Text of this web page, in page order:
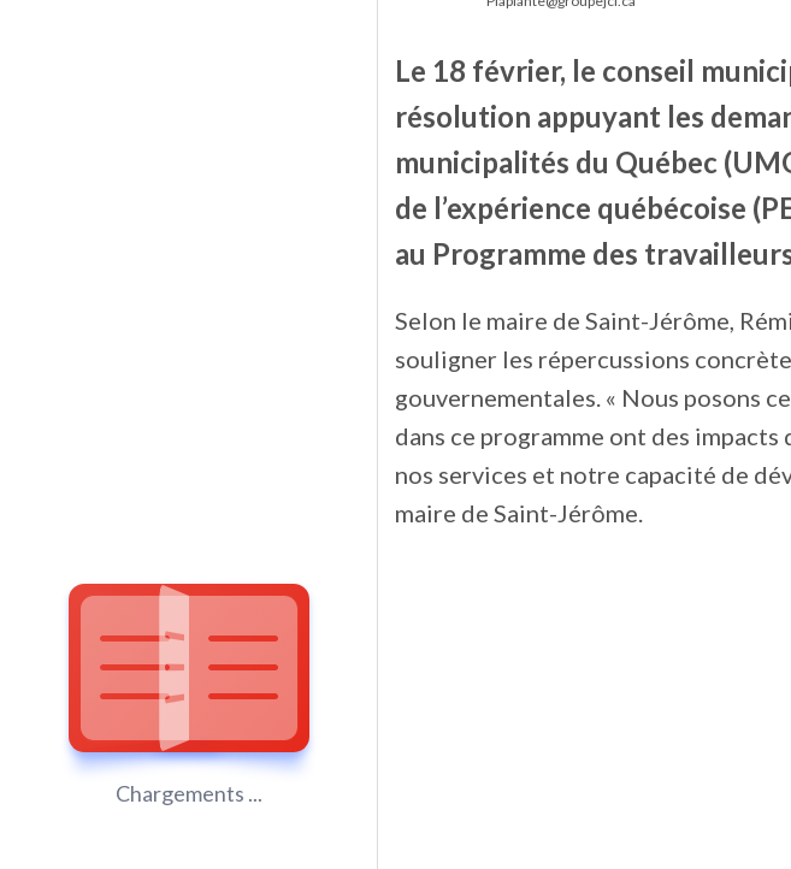
Chargements ...
Le 18 février, le conseil
résolution appuyant les
municipalités du Québec
de l’expérience québécoise
au Programme des
Selon le maire de Saint-Jérôme,
souligner les répercussions
gouvernementales. « Nous posons
dans ce programme ont des
nos services et notre capacité de
maire de Saint-Jérôme.